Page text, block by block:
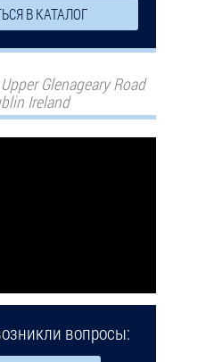
В КАТАЛОГ
Glenageary Road
Ireland
вопросы: